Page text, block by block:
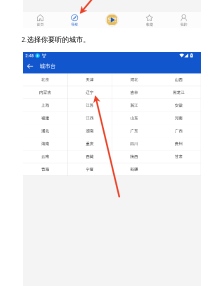
2.选择你要听的城市。